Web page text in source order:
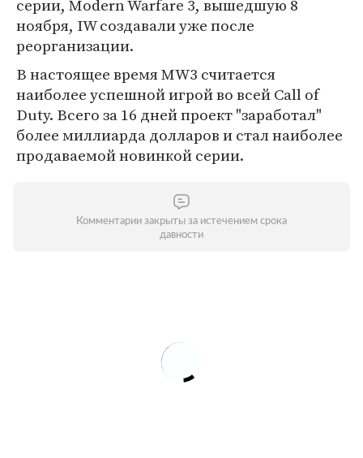
серии, Modern Warfare 3, вышедшую 8
ноября, IW создавали уже после
реорганизации.
В настоящее время MW3 считается
наиболее успешной игрой во всей Call of
Duty. Всего за 16 дней проект "заработал"
более миллиарда долларов и стал наиболее
продаваемой новинкой серии.
Комментарии закрыты за истечением срока
давности